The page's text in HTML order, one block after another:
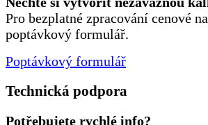
Pro bezplatné zpracování cenové
poptávkový formulář.
Poptávkový formulář
Technická podpora
Potřebujete rychlé info?